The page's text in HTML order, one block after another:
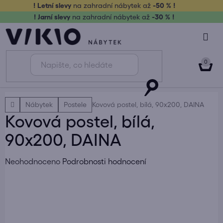
obsah
! Letní slevy na zahradní nábytek až-50 % !
! Jarní slevy na zahradní nábytek až -30 % !
DomůNábytek Postele Kovová postel, bílá, 90x200, DAINA
Kovová postel, bílá,
90x200, DAINA
Průměrné
Neohodnoceno Podrobnosti hodnocení